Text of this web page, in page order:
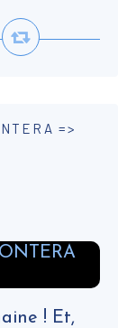
=>
! Et,